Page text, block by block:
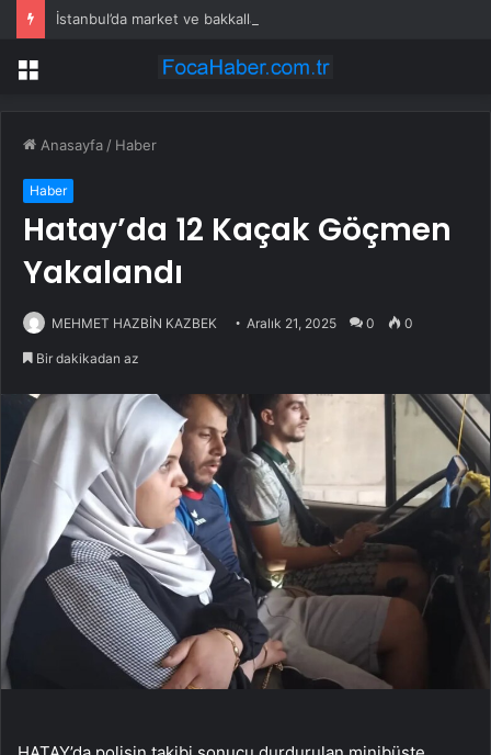
Menü
Anasayfa / Haber
Haber
Hatay’da 12 Kaçak Göçmen
Yakalandı
MEHMET HAZBİN KAZBEK Aralık 21, 2025 0 0
Bir dakikadan az